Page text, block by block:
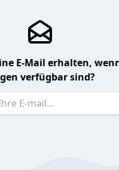
E-Mail erhalten,
verfügbar sind?